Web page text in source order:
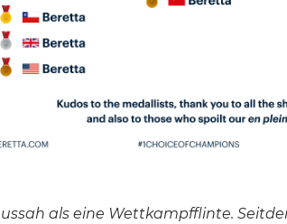
als eine Wettkampfflinte.